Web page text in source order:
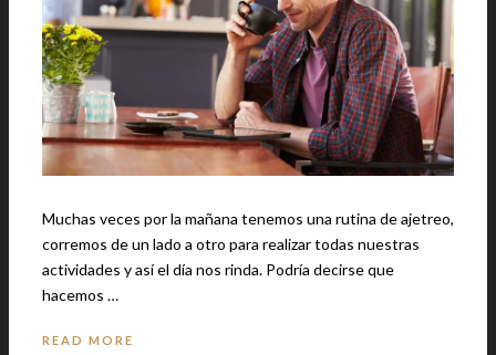
Muchas veces por la mañana tenemos una rutina de ajetreo,
corremos de un lado a otro para realizar todas nuestras
actividades y así el día nos rinda. Podría decirse que
hacemos …
READ MORE